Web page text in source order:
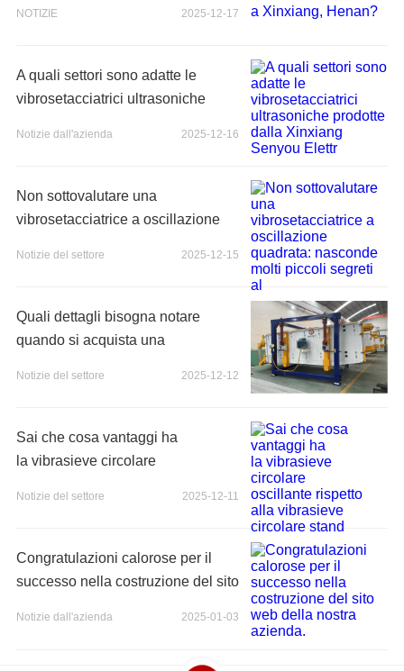
2025-12-17
NOTIZIE
A quali settori sono adatte le
vibrosetacciatrici ultrasoniche
2025-12-16
Notizie dall'azienda
Non sottovalutare una
vibrosetacciatrice a oscillazione
2025-12-15
Notizie del settore
Quali dettagli bisogna notare
quando si acquista una
2025-12-12
Notizie del settore
Sai che cosa vantaggi ha
la vibrasieve circolare
2025-12-11
Notizie del settore
Congratulazioni calorose per il
successo nella costruzione del sito
2025-01-03
Notizie dall'azienda